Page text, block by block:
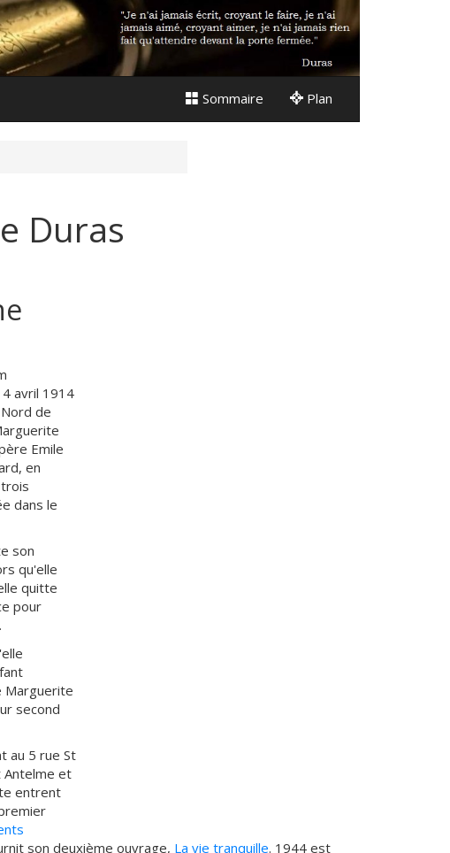
Sommaire Plan
Duras
avril 1914
de
Emile
en
dans le
son
qu'elle
quitte
pour
Marguerite
second
au 5 rue St
Antelme et
entrent
son deuxième ouvrage, La vie tranquille. 1944 est